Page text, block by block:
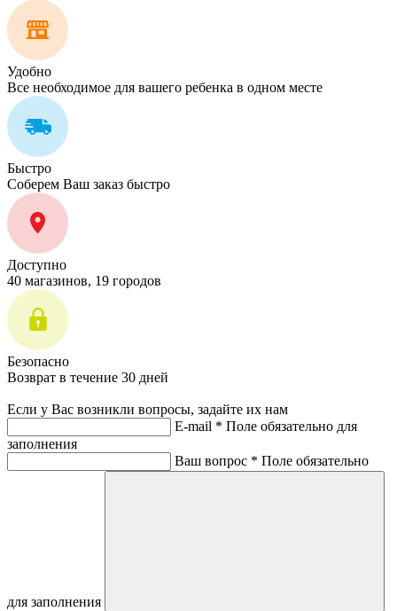
Удобно
Все необходимое для вашего ребенка в одном месте
Быстро
Соберем Ваш заказ быстро
Доступно
40 магазинов, 19 городов
Безопасно
Возврат в течение 30 дней
Если у Вас возникли вопросы, задайте их нам
E-mail * Поле обязательно для
заполнения
Ваш вопрос * Поле обязательно
для заполнения